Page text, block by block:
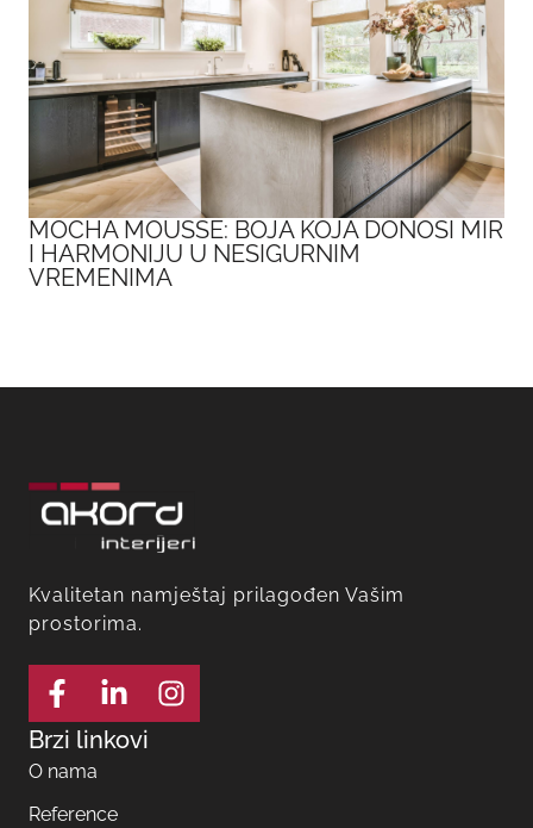
MOCHA MOUSSE: BOJA KOJA DONOSI MIR
I HARMONIJU U NESIGURNIM
VREMENIMA
Kvalitetan namještaj prilagođen Vašim
prostorima.
Brzi linkovi
O nama
Reference